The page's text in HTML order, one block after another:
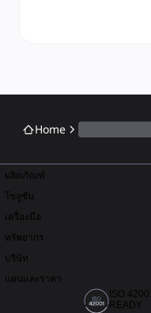
Home
ผลิตภัณฑ์
โซลูชัน
เครื่องมือ
ทรัพยากร
บริษัท
แผนและราคา
ISO
READY